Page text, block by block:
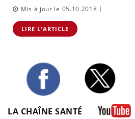
Mis à jour le 05.10.2018 |
LIRE L'ARTICLE
LA CHAÎNE SANTÉ